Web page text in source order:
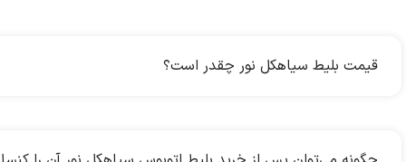
قیمت بلیط سیاهکل نور چقدر است؟